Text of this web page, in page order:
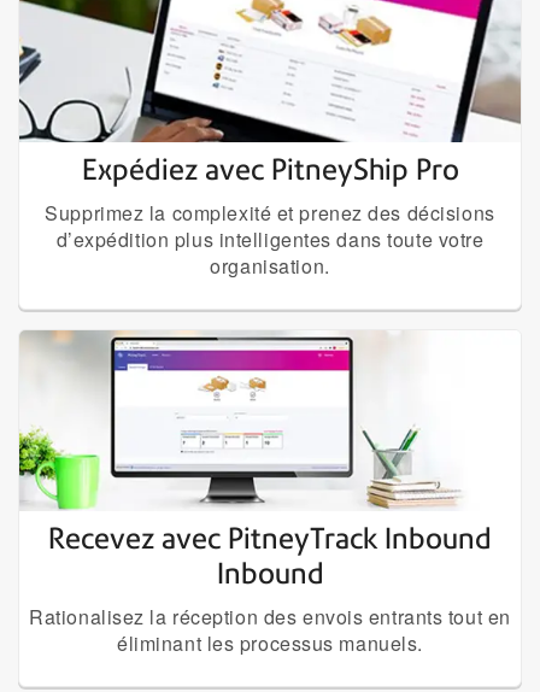
Expédiez avec PitneyShip Pro
Supprimez la complexité et prenez des décisions
d’expédition plus intelligentes dans toute votre
organisation.
Recevez avec PitneyTrack Inbound
Inbound
Rationalisez la réception des envois entrants tout en
éliminant les processus manuels.